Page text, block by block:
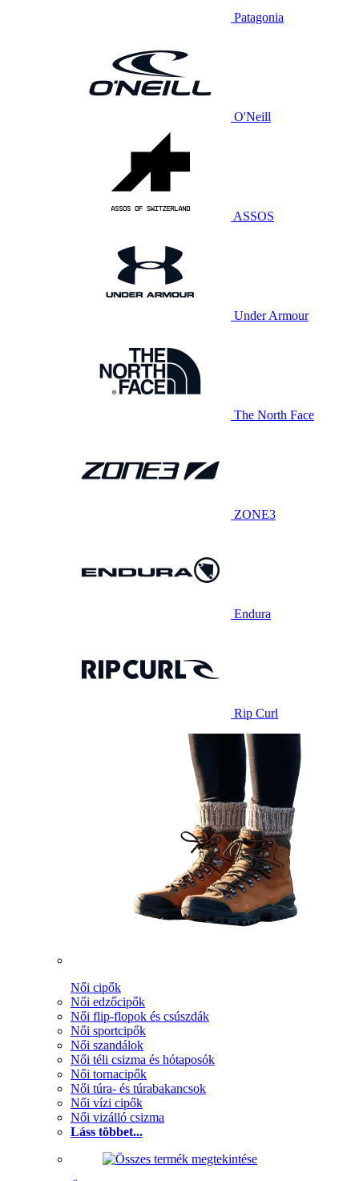
Patagonia
O'Neill
ASSOS
Under Armour
The North Face
ZONE3
Endura
Rip Curl
Női cipők
Női edzőcipők
Női flip-flopok és csúszdák
Női sportcipők
Női szandálok
Női téli csizma és hótaposók
Női tornacipők
Női túra- és túrabakancsok
Női vízi cipők
Női vizálló csizma
Láss többet...